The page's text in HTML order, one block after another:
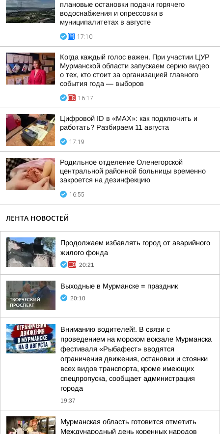
плановые остановки подачи горячего
водоснабжения и опрессовки в
муниципалитетах в августе
17:10
Когда каждый голос важен. При участии ЦУР
Мурманской области запускаем серию видео
о тех, кто стоит за организацией главного
события года — выборов
16:17
Цифровой ID в «MAX»: как подключить и
работать? Разбираем 11 августа
17:19
Родильное отделение Оленегорской
центральной районной больницы временно
закроется на дезинфекцию
16:55
ЛЕНТА НОВОСТЕЙ
Продолжаем избавлять город от аварийного
жилого фонда
20:21
Выходные в Мурманске = праздник
20:10
Вниманию водителей!. В связи с
проведением на морском вокзале Мурманска
фестиваля «Рыбафест» вводятся
ограничения движения, остановки и стоянки
всех видов транспорта, кроме имеющих
спецпропуска, сообщает администрация
города
19:37
Мурманская область готовится отметить
Международный день коренных народов